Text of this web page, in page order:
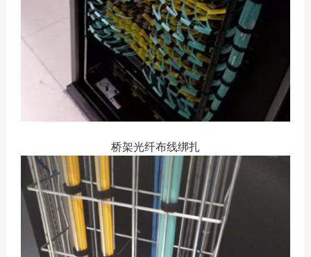
桥架光纤布线绑扎